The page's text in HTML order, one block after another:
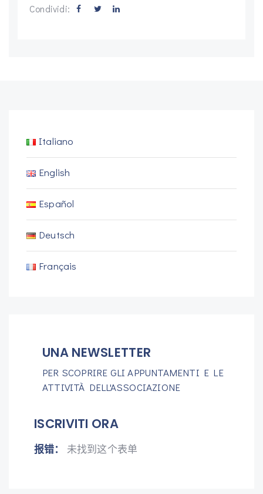
Condividi:
Italiano
English
Español
Deutsch
Français
UNA NEWSLETTER
PER SCOPRIRE GLI APPUNTAMENTI E LE
ATTIVITÀ DELL'ASSOCIAZIONE
ISCRIVITI ORA
报错： 未找到这个表单